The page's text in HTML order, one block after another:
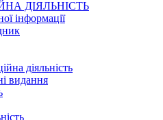
ДІЯЛЬНІСТЬ
інформації
діяльність
видання